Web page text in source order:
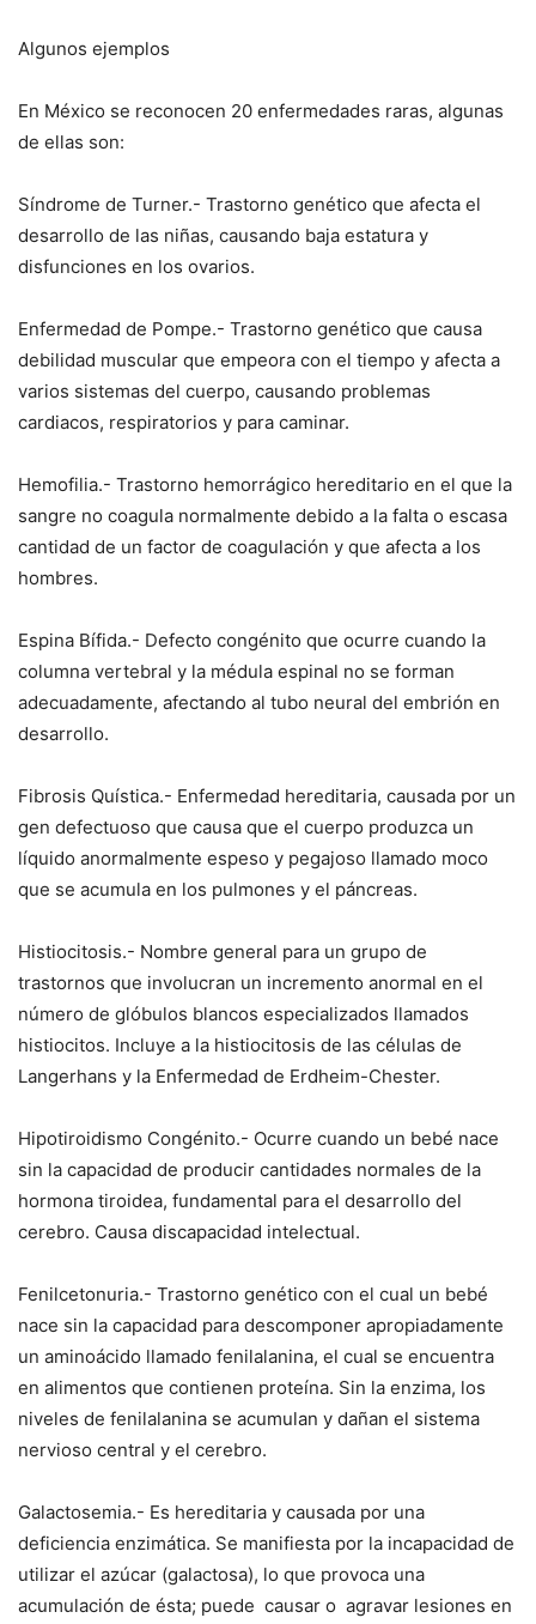
Algunos ejemplos
En México se reconocen 20 enfermedades raras, algunas
de ellas son:
Síndrome de Turner.- Trastorno genético que afecta el
desarrollo de las niñas, causando baja estatura y
disfunciones en los ovarios.
Enfermedad de Pompe.- Trastorno genético que causa
debilidad muscular que empeora con el tiempo y afecta a
varios sistemas del cuerpo, causando problemas
cardiacos, respiratorios y para caminar.
Hemofilia.- Trastorno hemorrágico hereditario en el que la
sangre no coagula normalmente debido a la falta o escasa
cantidad de un factor de coagulación y que afecta a los
hombres.
Espina Bífida.- Defecto congénito que ocurre cuando la
columna vertebral y la médula espinal no se forman
adecuadamente, afectando al tubo neural del embrión en
desarrollo.
Fibrosis Quística.- Enfermedad hereditaria, causada por un
gen defectuoso que causa que el cuerpo produzca un
líquido anormalmente espeso y pegajoso llamado moco
que se acumula en los pulmones y el páncreas.
Histiocitosis.- Nombre general para un grupo de
trastornos que involucran un incremento anormal en el
número de glóbulos blancos especializados llamados
histiocitos. Incluye a la histiocitosis de las células de
Langerhans y la Enfermedad de Erdheim-Chester.
Hipotiroidismo Congénito.- Ocurre cuando un bebé nace
sin la capacidad de producir cantidades normales de la
hormona tiroidea, fundamental para el desarrollo del
cerebro. Causa discapacidad intelectual.
Fenilcetonuria.- Trastorno genético con el cual un bebé
nace sin la capacidad para descomponer apropiadamente
un aminoácido llamado fenilalanina, el cual se encuentra
en alimentos que contienen proteína. Sin la enzima, los
niveles de fenilalanina se acumulan y dañan el sistema
nervioso central y el cerebro.
Galactosemia.- Es hereditaria y causada por una
deficiencia enzimática. Se manifiesta por la incapacidad de
utilizar el azúcar (galactosa), lo que provoca una
acumulación de ésta; puede causar o agravar lesiones en